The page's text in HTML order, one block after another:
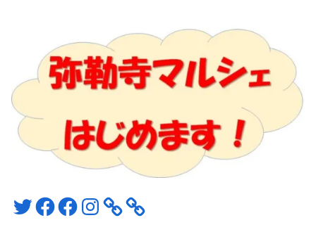
TwitterFacebookFacebookInstagram